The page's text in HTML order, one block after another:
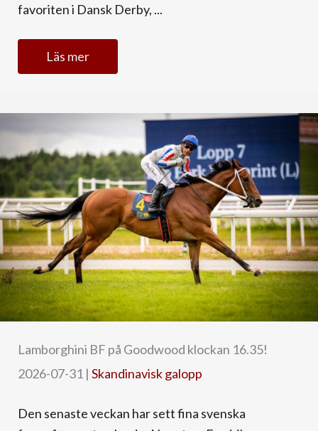
favoriten i Dansk Derby, ...
Läs mer
Lamborghini BF på Goodwood klockan 16.35!
2026-07-31 | Skandinavisk galopp
Den senaste veckan har sett fina svenska